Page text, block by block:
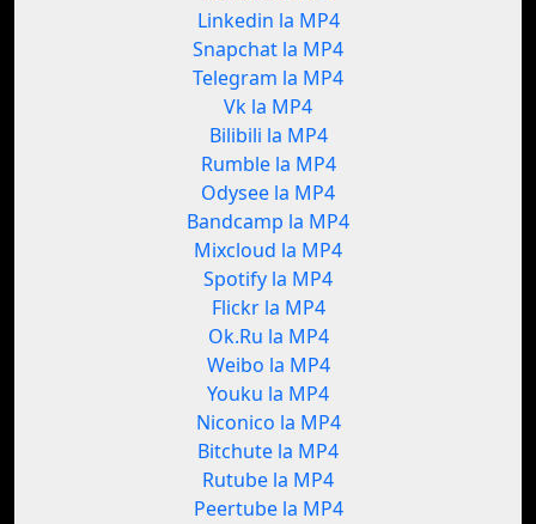
Linkedin la MP4
Snapchat la MP4
Telegram la MP4
Vk la MP4
Bilibili la MP4
Rumble la MP4
Odysee la MP4
Bandcamp la MP4
Mixcloud la MP4
Spotify la MP4
Flickr la MP4
Ok.Ru la MP4
Weibo la MP4
Youku la MP4
Niconico la MP4
Bitchute la MP4
Rutube la MP4
Peertube la MP4